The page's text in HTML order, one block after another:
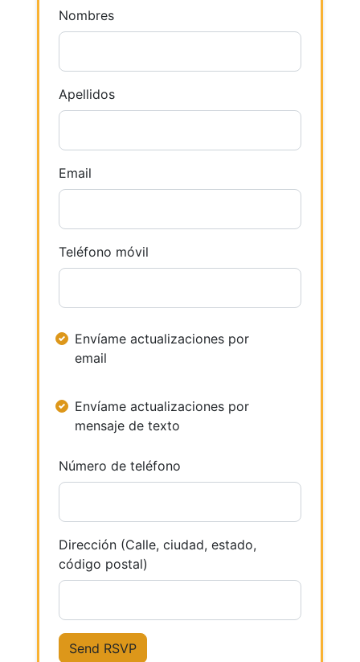
Nombres
Apellidos
Email
Teléfono móvil
Envíame actualizaciones por
email
Envíame actualizaciones por
mensaje de texto
Número de teléfono
Dirección (Calle, ciudad, estado,
código postal)